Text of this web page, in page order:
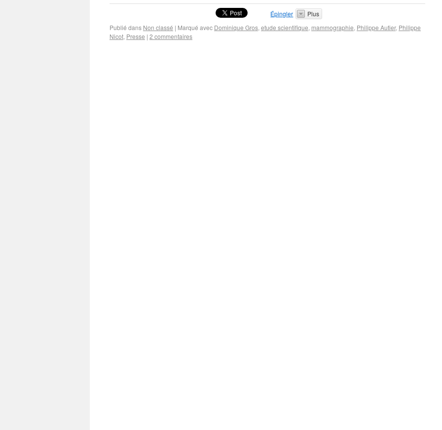
Épingler
Plus
Publié dans Non classé | Marqué avec Dominique Gros, etude scientifique, mammographie, Philippe Autier, Philippe
Nicot, Presse | 2 commentaires